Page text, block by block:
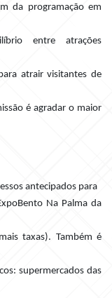
da programação em
entre atrações
atrair visitantes de
é agradar o maior
antecipados para
Na Palma da
taxas). Também é
supermercados das